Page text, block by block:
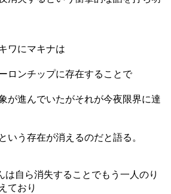
ワにマキナは
ロンチップに存在することで
が進んでいたがそれが今夜限界に達
いう存在が消えるのだと語る。
は自ら消失することでもう一人のり
ており